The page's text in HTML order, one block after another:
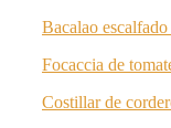
Bacalao
Focaccia de
Costillar de